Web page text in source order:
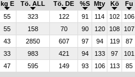
kg E Tö. ALL Tö. DE %S Mty Kö Fu
55 323 122 91 114 102 106
55 158 70 90 120 108 107
43 2850 607 97 94 119 87
33 983 421 94 133 97 101
47 595 149 93 106 113 85